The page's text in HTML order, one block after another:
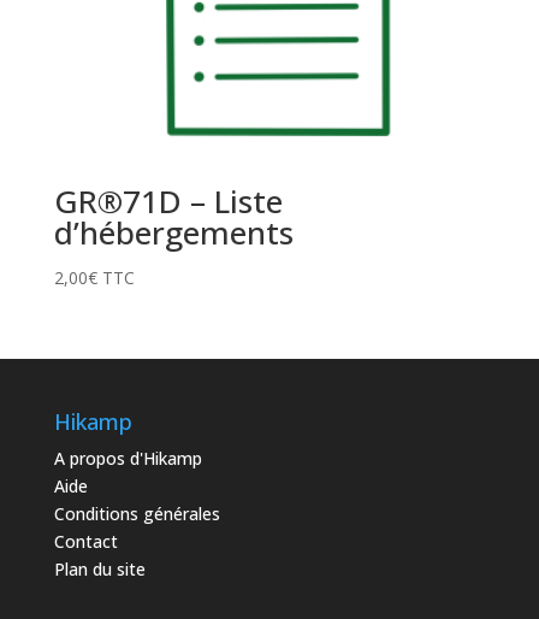
GR®71D – Liste
d’hébergements
2,00€ TTC
Hikamp
A propos d'Hikamp
Aide
Conditions générales
Contact
Plan du site